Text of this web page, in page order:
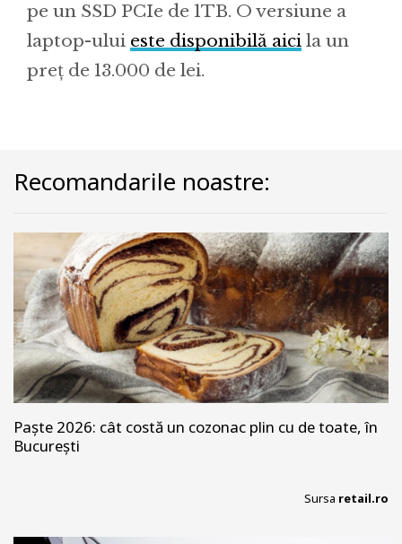
pe un SSD PCIe de 1TB. O versiune a
laptop-ului este disponibilă aici la un
preț de 13.000 de lei.
Recomandarile noastre:
Paște 2026: cât costă un cozonac plin cu de toate, în
București
Sursa retail.ro